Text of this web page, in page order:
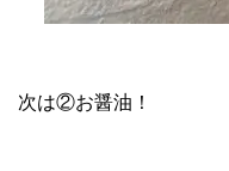
次は②お醤油！